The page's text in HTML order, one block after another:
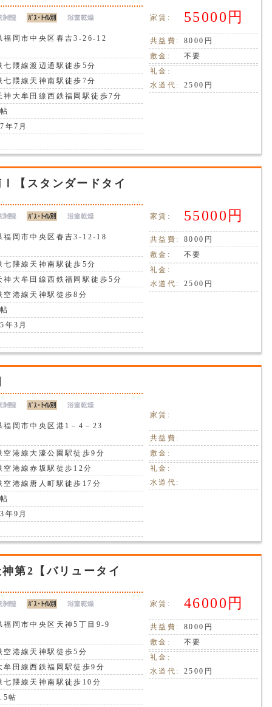
福岡市中央区春吉3-26-12
七隈線渡辺通駅徒歩5分
七隈線天神南駅徒歩7分
神大牟田線西鉄福岡駅徒歩7分
年7月
家賃: 55000円
共益費:
8000円
敷金:
不要
礼金:
水道代:
2500円
Ⅰ【スタンダードタイ
福岡市中央区春吉3-12-18
七隈線天神南駅徒歩5分
神大牟田線西鉄福岡駅徒歩5分
空港線天神駅徒歩8分
年3月
家賃: 55000円
共益費:
8000円
敷金:
不要
礼金:
水道代:
2500円
福岡市中央区港1－4－23
空港線大濠公園駅徒歩9分
空港線赤坂駅徒歩12分
空港線唐人町駅徒歩17分
年9月
家賃:
共益費:
敷金:
礼金:
水道代:
第2【バリュータイ
福岡市中央区天神5丁目9-9
空港線天神駅徒歩5分
牟田線西鉄福岡駅徒歩9分
七隈線天神南駅徒歩10分
帖
家賃: 46000円
共益費:
8000円
敷金:
不要
礼金:
水道代:
2500円